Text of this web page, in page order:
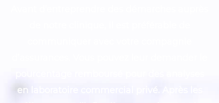
en laboratoire commercial privé. Après les